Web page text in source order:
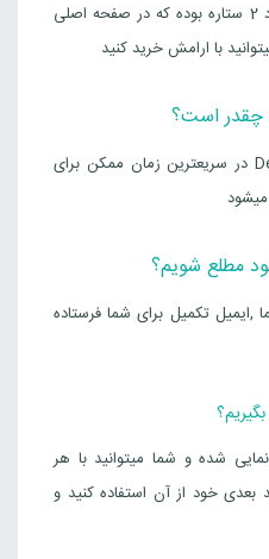
سایت گیم گیفت دارای نماد اعتماد 2 ستاره بوده که در صفحه اصلی
با ارامش خرید کنید
چقدر است؟
Dead Island Definitive Edition در سریعترین زمان ممکن برای
مطلع شویم؟
,ایمیل تکمیل برای شما فرستاده
شده و شما میتوانید با هر
خود از آن استفاده کنید و